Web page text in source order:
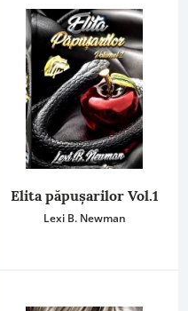
Elita păpușarilor Vol.1
Lexi B. Newman